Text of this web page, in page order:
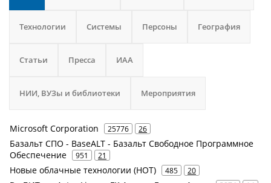
Технологии Системы Персоны География
Статьи Пресса ИАА
НИИ, ВУЗы и библиотеки Мероприятия
Microsoft Corporation 25776 26
Базальт СПО - BaseALT - Базальт Свободное Программное
Обеспечение
951 21
Новые облачные технологии (НОТ) 485 20